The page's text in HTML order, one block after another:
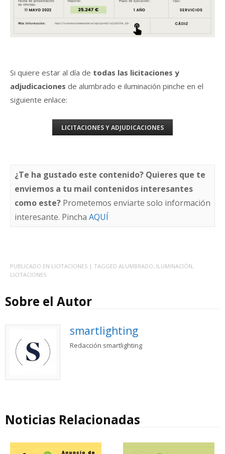
Si quiere estar al día de todas las licitaciones y
adjudicaciones de alumbrado e iluminación pinche en el
siguiente enlace:
LICITACIONES Y ADJUDICACIONES
¿Te ha gustado este contenido? Quieres que te
enviemos a tu mail contenidos interesantes
como este? Prometemos enviarte solo información
interesante. Pincha AQUÍ
PUBLICADO EN LICITACIONES | TAGGED ALUMBRADO, ILUMINACIÓN,
LICITACIONES
Sobre el Autor
smartlighting
Redacción smartlighting
Noticias Relacionadas